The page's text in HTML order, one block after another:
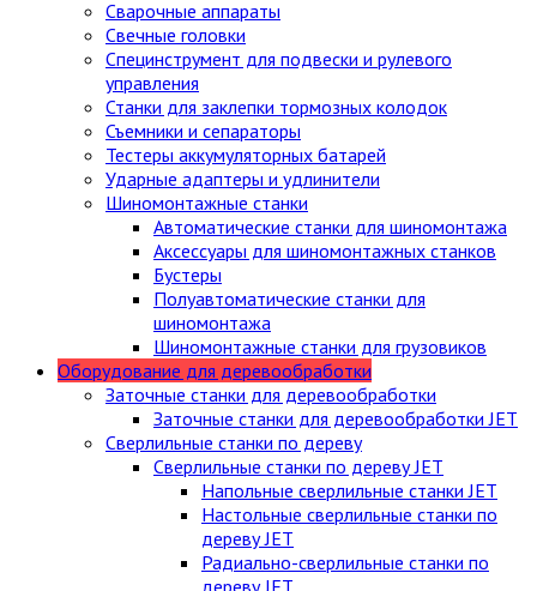
Сварочные аппараты
Свечные головки
Специнструмент для подвески и рулевого
управления
Станки для заклепки тормозных колодок
Съемники и сепараторы
Тестеры аккумуляторных батарей
Ударные адаптеры и удлинители
Шиномонтажные станки
Автоматические станки для шиномонтажа
Аксессуары для шиномонтажных станков
Бустеры
Полуавтоматические станки для
шиномонтажа
Шиномонтажные станки для грузовиков
Оборудование для деревообработки
Заточные станки для деревообработки
Заточные станки для деревообработки JET
Сверлильные станки по дереву
Сверлильные станки по дереву JET
Напольные сверлильные станки JET
Настольные сверлильные станки по
дереву JET
Радиально-сверлильные станки по
дереву JET